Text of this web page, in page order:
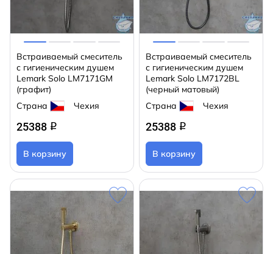
Встраиваемый смеситель
с гигиеническим душем
Lemark Solo LM7171GM
(графит)
Страна
Чехия
25388 q
В корзину
Встраиваемый смеситель
с гигиеническим душем
Lemark Solo LM7172BL
(черный матовый)
Страна
Чехия
25388 q
В корзину